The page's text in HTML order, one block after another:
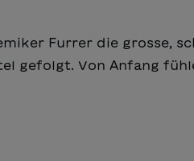
Furrer die grosse,
gefolgt. Von Anfang